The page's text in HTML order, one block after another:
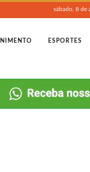
sábado, 8 de
ESPORTES